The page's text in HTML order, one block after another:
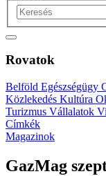
Rovatok
Belföld Egészségügy
Közlekedés Kultúra
Turizmus Vállalatok
Címkék
Magazinok
GazMag